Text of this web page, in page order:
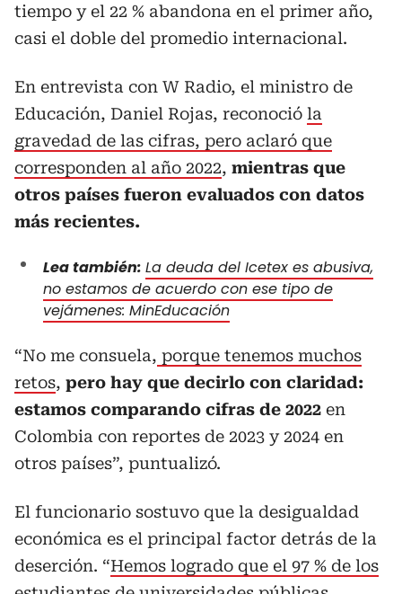
tiempo y el 22 % abandona en el primer año,
casi el doble del promedio internacional.
En entrevista con W Radio, el ministro de
Educación, Daniel Rojas, reconoció la
gravedad de las cifras, pero aclaró que
corresponden al año 2022, mientras que
otros países fueron evaluados con datos
más recientes.
Lea también: La deuda del Icetex es abusiva,
no estamos de acuerdo con ese tipo de
vejámenes: MinEducación
“No me consuela, porque tenemos muchos
retos, pero hay que decirlo con claridad:
estamos comparando cifras de 2022 en
Colombia con reportes de 2023 y 2024 en
otros países”, puntualizó.
El funcionario sostuvo que la desigualdad
económica es el principal factor detrás de la
deserción. “Hemos logrado que el 97 % de los